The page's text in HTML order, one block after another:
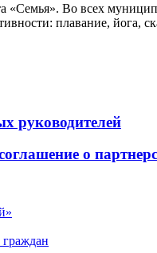
«Семья». Во всех
плавание, йога,
руководителей
о
граждан